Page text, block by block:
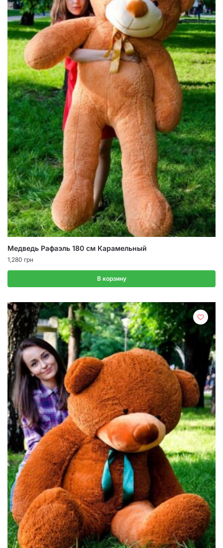
Медведь Рафаэль 180 см Карамельный
1,280 грн
В корзину